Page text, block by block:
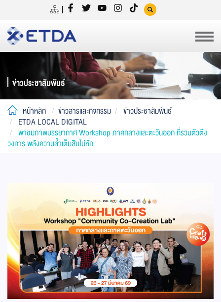
ข่าวประชาสัมพันธ์
หน้าหลัก ข่าวสารและกิจกรรม
ข่าวประชาสัมพันธ์
ETDA LOCAL DIGITAL
พาชมภาพบรรยากาศ Workshop ภาคกลางและตะวันออก ที่รวมตัวตึง
วงการ พลังความล้ำเต็มสิบไม่หัก